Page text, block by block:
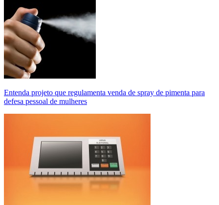
Entenda projeto que regulamenta venda de spray de pimenta para
defesa pessoal de mulheres